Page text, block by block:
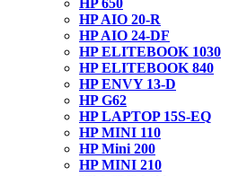
HP 650
HP AIO 20-R
HP AIO 24-DF
HP ELITEBOOK 1030
HP ELITEBOOK 840
HP ENVY 13-D
HP G62
HP LAPTOP 15S-EQ
HP MINI 110
HP Mini 200
HP MINI 210